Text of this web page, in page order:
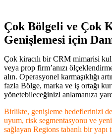
Çok Bölgeli ve Çok
Genişlemesi için
Çok kiracılı bir CRM mimarisi
veya prop firm’anızı
alın. Operasyonel karmaşıklığı
fazla Bölge, marka ve iş ortağı
yönetebileceğinizi anlamanıza
Birlikte, genişleme hedeflerinizi
uyum, risk segmentasyonu ve yeni
sağlayan Regions tabanlı bir yapı